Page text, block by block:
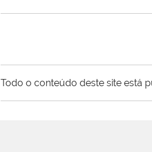
Todo o conteúdo deste site está